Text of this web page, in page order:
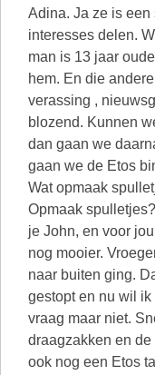
Adina. Ja ze is
interesses delen.
man is 13 jaar
hem. En die
verassing ,
blozend. Kunnen
dan gaan we
gaan we de Etos
Wat opmaak
Opmaak
je John, en voor
nog mooier.
naar buiten ging.
gestopt en nu wil
vraag maar niet.
draagzakken en de
ook nog een Etos